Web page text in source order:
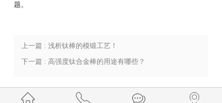
题。
上一篇 : 浅析钛棒的模锻工艺！
下一篇 : 高强度钛合金棒的用途有哪些？